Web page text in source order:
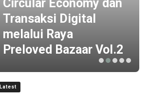
Circular Economy dan
Transaksi Digital
melalui Raya
Preloved Bazaar Vol.2
Latest